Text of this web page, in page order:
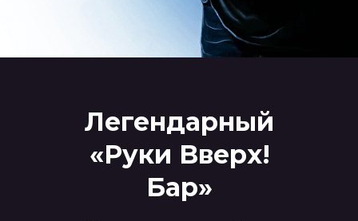
Легендарный
«Руки Вверх!
Бар»